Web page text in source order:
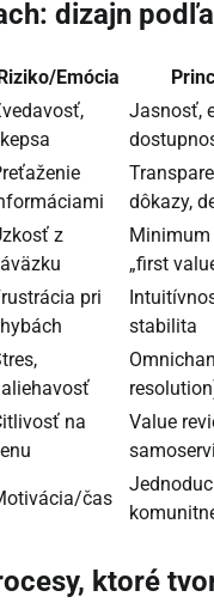
dizajn
Emócia
Jasnosť,
dôkazy,
z
Minimum
„first
pri
stabilita
na
Value
čas
ktoré